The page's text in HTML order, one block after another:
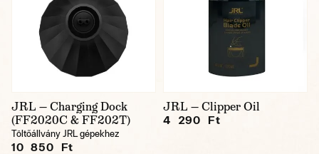
JRL — Charging Dock
(FF2020C & FF202T)
Töltőállvány JRL gépekhez
10 850 Ft
JRL — Clipper Oil
4 290 Ft